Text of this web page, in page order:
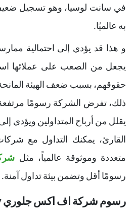
في سانت لوسيا، وهو تسجيل
به عالميًا.
و هذا قد يؤدي إلى احتمالية
يجعل من الصعب على عملائها
حقوقهم، بسبب ضعف الهيئة
ذلك، تفرض الشركة رسومًا
يقلل من أرباح المتداولين ويؤدي
القارئ، يمكنك التداول مع
متعددة وموثوقة عالمياً، مثل
رسومًا أقل وتضمن بيئة تداول آمنة.
رسوم شركة اف اكس جلوري Fxglory